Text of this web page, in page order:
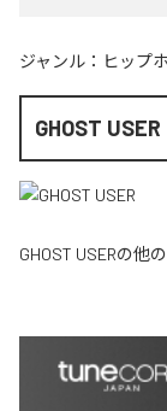
ジャンル： ヒップ
GHOST USER
GHOST USERの他